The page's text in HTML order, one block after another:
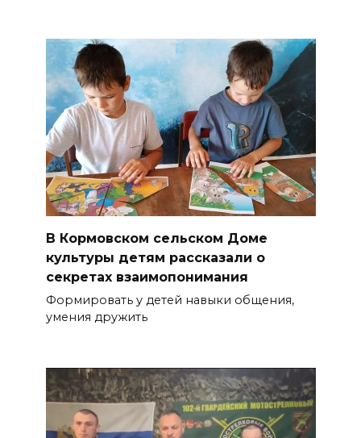
В Кормовском сельском Доме
культуры детям рассказали о
секретах взаимопонимания
Формировать у детей навыки общения,
умения дружить